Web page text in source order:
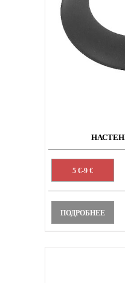
5 €-9 €
ПОДРОБНЕЕ